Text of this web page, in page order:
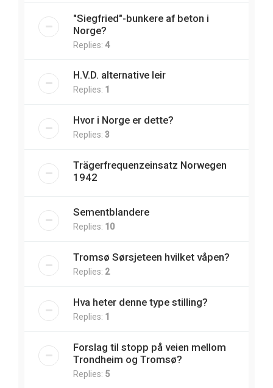
"Siegfried"-bunkere af beton i
Norge?
Replies: 4
H.V.D. alternative leir
Replies: 1
Hvor i Norge er dette?
Replies: 3
Trägerfrequenzeinsatz Norwegen
1942
Sementblandere
Replies: 10
Tromsø Sørsjeteen hvilket våpen?
Replies: 2
Hva heter denne type stilling?
Replies: 1
Forslag til stopp på veien mellom
Trondheim og Tromsø?
Replies: 5